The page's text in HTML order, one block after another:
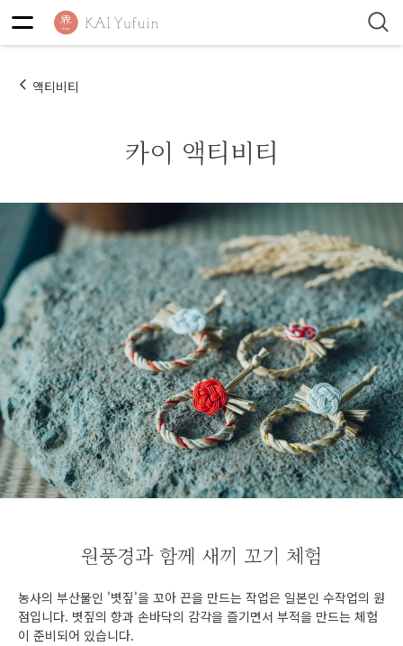
액티비티
카이 액티비티
원풍경과 함께 새끼 꼬기 체험
농사의 부산물인 '볏짚'을 꼬아 끈을 만드는 작업은 일본인 수작업의 원
점입니다. 볏짚의 향과 손바닥의 감각을 즐기면서 부적을 만드는 체험
이 준비되어 있습니다.